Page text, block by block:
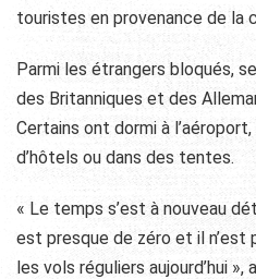
touristes en provenance de la
Parmi les étrangers bloqués,
des Britanniques et des
Certains ont dormi à
d’hôtels ou dans des tentes.
« Le temps s’est à nouveau
est presque de zéro et il n’est
les vols réguliers aujourd’hui »,